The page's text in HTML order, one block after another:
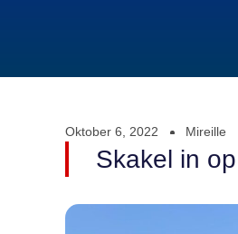
Oktober 6, 2022 Mireille
Skakel in